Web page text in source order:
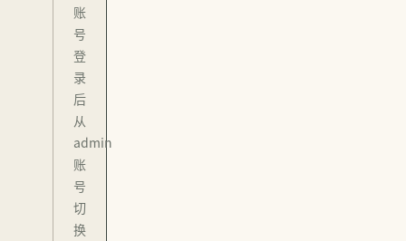
账
号
登
录
后
从
admin
账
号
切
换